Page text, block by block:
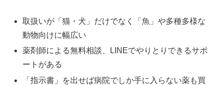
取扱いが「猫・犬」だけでなく「魚」や多種多様な
動物向けに幅広い
薬剤師による無料相談、LINEでやりとりできるサポ
ートがある
「指示書」を出せば病院でしか手に入らない薬も買